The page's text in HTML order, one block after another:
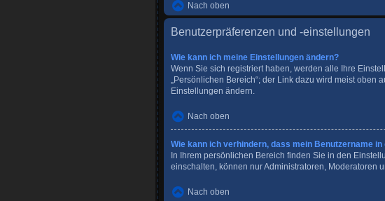
Nach oben
Benutzerpräferenzen und -einstellungen
Wie kann ich meine Einstellungen ändern?
Wenn Sie sich registriert haben, werden alle Ihre
„Persönlichen Bereich“; der Link dazu wird meist oben
Einstellungen ändern.
Nach oben
Wie kann ich verhindern, dass mein Benutzername
In Ihrem persönlichen Bereich finden Sie in den
einschalten, können nur Administratoren, Moderatoren
Nach oben